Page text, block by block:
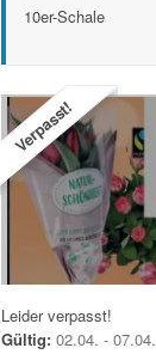
10er-Schale
Verpasst!
Leider verpasst!
Gültig: 02.04. - 07.04.